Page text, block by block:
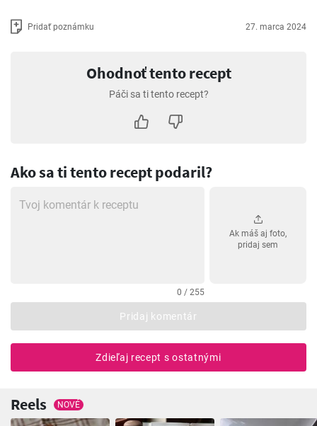
Pridať poznámku 27. marca 2024
Ohodnoť tento recept
Páči sa ti tento recept?
Ako sa ti tento recept podaril?
0 / 255
Ak máš aj foto,
pridaj sem
Pridaj komentár
Zdieľaj recept s ostatnými
Reels NOVÉ